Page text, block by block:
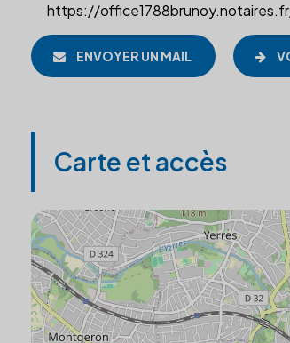
https://
ENVOYER UN MAIL
Carte et accès